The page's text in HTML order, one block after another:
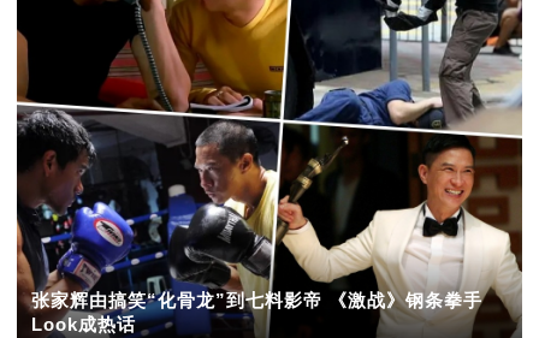
张家辉由搞笑“化骨龙”到七料影帝 《激战》钢条拳手
Look成热话